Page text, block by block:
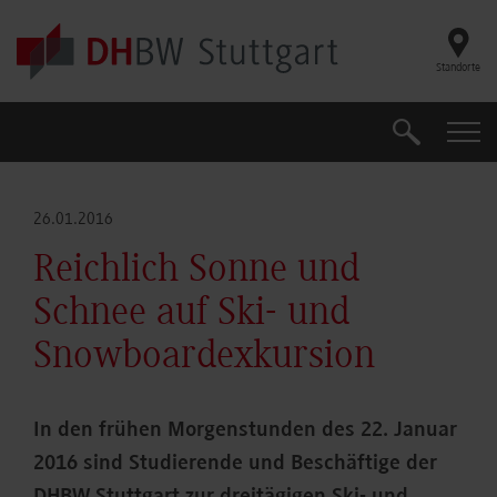
Skip to main content
Standorte
Suche
26.01.2016
Reichlich Sonne und
Schnee auf Ski- und
Snowboardexkursion
In den frühen Morgenstunden des 22. Januar
2016 sind Studierende und Beschäftige der